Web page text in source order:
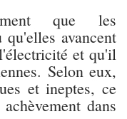
que les
avancent
et qu'il
Selon eux,
et ineptes, ce
dans